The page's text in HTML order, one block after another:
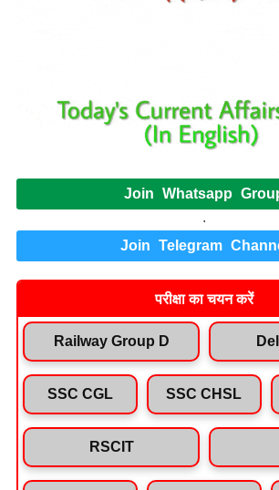
Join Whatsapp
.
Join Telegram
परीक्षा का चयन करें
Railway Group D
SSC CGL SSC CHSL
RSCIT